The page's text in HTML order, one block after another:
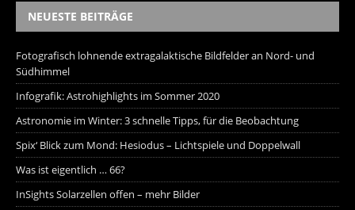
NEUESTE BEITRÄGE
Fotografisch lohnende extragalaktische Bildfelder an Nord- und
Südhimmel
Infografik: Astrohighlights im Sommer 2020
Astronomie im Winter: 3 schnelle Tipps, für die Beobachtung
Spix‘ Blick zum Mond: Hesiodus – Lichtspiele und Doppelwall
Was ist eigentlich … 66?
InSights Solarzellen offen – mehr Bilder